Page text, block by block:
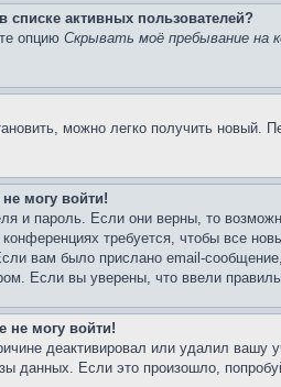
списке активных пользователей?
опцию Скрывать моё пребывание на
можно легко получить
могу войти!
и пароль. Если они верны, то
требуется, чтобы все
вам было прислано email-
Если вы уверены, что ввели
не могу войти!
деактивировал или удалил
данных. Если это произошло,